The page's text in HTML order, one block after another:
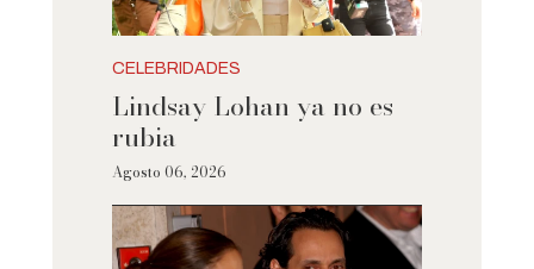
CELEBRIDADES
Lindsay Lohan ya no es
rubia
Agosto 06, 2026